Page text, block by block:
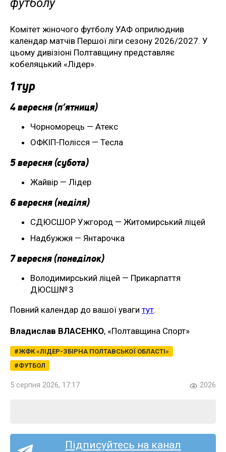
футболу
Комітет жіночого футболу УАФ оприлюднив
календар матчів Першої ліги сезону 2026/2027. У
цьому дивізіоні Полтавщину представляє
кобеляцький «Лідер».
1 тур
4 вересня (п’ятниця)
Чорноморець — Атекс
ОФКІП-Полісся — Тесла
5 вересня (субота)
Жайвір — Лідер
6 вересня (неділя)
СДЮСШОР Ужгород — Житомирський ліцей
Надбужжя — Янтарочка
7 вересня (понеділок)
Володимирський ліцей — Прикарпаття
ДЮСШ№ 3
Повний календар до вашої уваги тут.
Владислав ВЛАСЕНКО, «Полтавщина Спорт»
ЖФК «ЛІДЕР-ЗБІРНА ПОЛТАВСЬКОЇ ОБЛАСТІ»
ФУТБОЛ
5 серпня 2026, 17:17 2026
Підписуйтесь на канал